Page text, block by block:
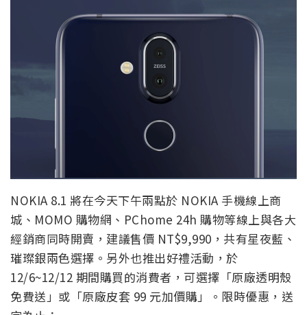
NOKIA 8.1 將在今天下午兩點於 NOKIA 手機線上商
城、MOMO 購物網、PChome 24h 購物等線上與各大
經銷商同時開賣，建議售價 NT$9,990，共有星夜藍、
璀璨銀兩色選擇。另外也推出好禮活動，於
12/6~12/12 期間購買的消費者，可選擇「原廠透明殼
免費送」或「原廠皮套 99 元加價購」。限時優惠，送